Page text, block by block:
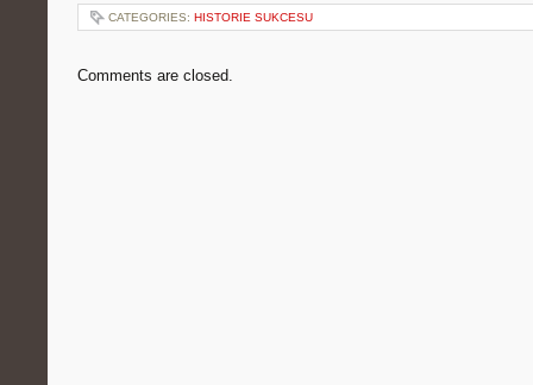
CATEGORIES: HISTORIE SUKCESU
Comments are closed.